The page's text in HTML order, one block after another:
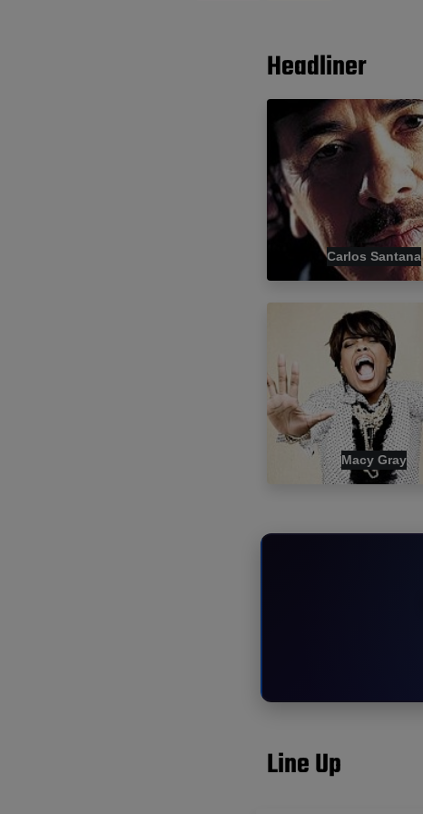
Headliner
Carlos Santana
Macy Gray
Line Up